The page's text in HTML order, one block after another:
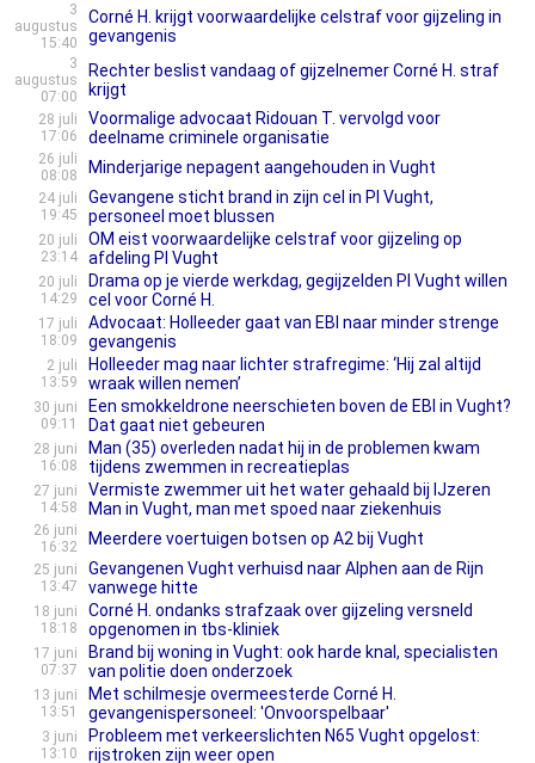
3
augustus
15:40
Corné H. krijgt voorwaardelijke celstraf voor gijzeling in
gevangenis
3
augustus
07:00
Rechter beslist vandaag of gijzelnemer Corné H. straf
krijgt
28 juli
17:06
Voormalige advocaat Ridouan T. vervolgd voor
deelname criminele organisatie
26 juli
08:08
Minderjarige nepagent aangehouden in Vught
24 juli
19:45
Gevangene sticht brand in zijn cel in PI Vught,
personeel moet blussen
20 juli
23:14
OM eist voorwaardelijke celstraf voor gijzeling op
afdeling PI Vught
20 juli
14:29
Drama op je vierde werkdag, gegijzelden PI Vught willen
cel voor Corné H.
17 juli
18:09
Advocaat: Holleeder gaat van EBI naar minder strenge
gevangenis
2 juli
13:59
Holleeder mag naar lichter strafregime: ‘Hij zal altijd
wraak willen nemen’
30 juni
09:11
Een smokkeldrone neerschieten boven de EBI in Vught?
Dat gaat niet gebeuren
28 juni
16:08
Man (35) overleden nadat hij in de problemen kwam
tijdens zwemmen in recreatieplas
27 juni
14:58
Vermiste zwemmer uit het water gehaald bij IJzeren
Man in Vught, man met spoed naar ziekenhuis
26 juni
16:32
Meerdere voertuigen botsen op A2 bij Vught
25 juni
13:47
Gevangenen Vught verhuisd naar Alphen aan de Rijn
vanwege hitte
18 juni
18:18
Corné H. ondanks strafzaak over gijzeling versneld
opgenomen in tbs-kliniek
17 juni
07:37
Brand bij woning in Vught: ook harde knal, specialisten
van politie doen onderzoek
13 juni
13:51
Met schilmesje overmeesterde Corné H.
gevangenispersoneel: 'Onvoorspelbaar'
3 juni
13:10
Probleem met verkeerslichten N65 Vught opgelost:
rijstroken zijn weer open